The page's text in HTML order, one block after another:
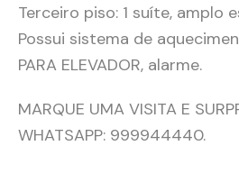
Terceiro piso: 1 suíte, amplo
Possui sistema de
PARA ELEVADOR, alarme.
MARQUE UMA VISITA E
WHATSAPP: 999944440.